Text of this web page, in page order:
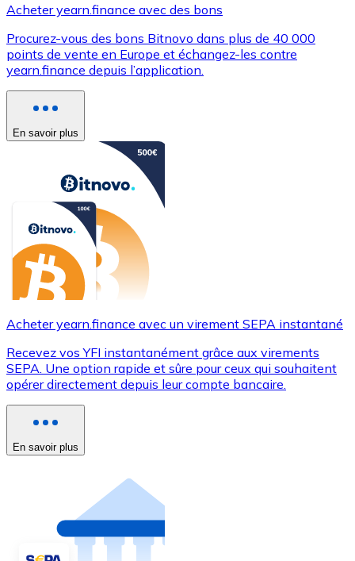
Acheter yearn.finance avec des bons
Procurez-vous des bons Bitnovo dans plus de 40 000
points de vente en Europe et échangez-les contre
yearn.finance depuis l’application.
En savoir plus
Acheter yearn.finance avec un virement SEPA instantané
Recevez vos YFI instantanément grâce aux virements
SEPA. Une option rapide et sûre pour ceux qui souhaitent
opérer directement depuis leur compte bancaire.
En savoir plus